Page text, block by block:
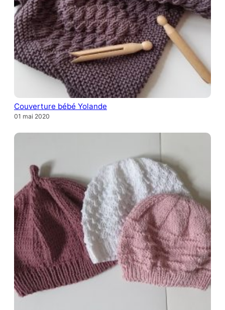
Couverture bébé Yolande
01 mai 2020